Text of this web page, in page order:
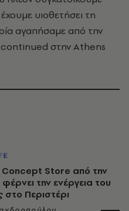
υιοθετήσει τη
αγαπήσαμε από την
στην Athens
Store από την
την ενέργεια του
στο Περιστέρι